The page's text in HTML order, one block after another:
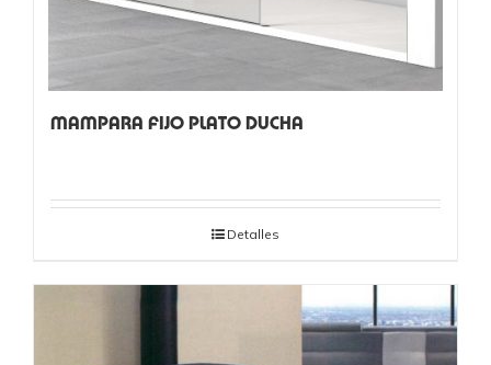
MAMPARA FIJO PLATO DUCHA
Detalles